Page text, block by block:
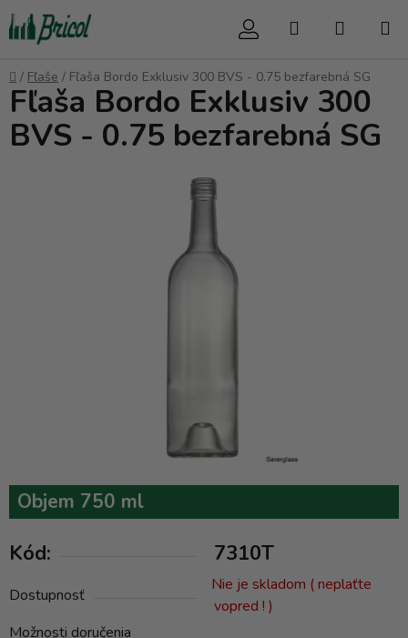
Prejsť
na
obsah
Hľadať
Domov
/ Fľaše / Fľaša Bordo Exklusiv 300 BVS - 0.75 bezfarebná SG
Objem 750 ml
Kód: 7310T
Dostupnosť
Nie je skladom ( neplaťte
vopred ! )
Možnosti doručenia
Fľaša Bordo Exklusiv 300
BVS - 0.75 bezfarebná SG